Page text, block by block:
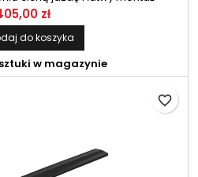
1 szt
zł
do koszyka
w magazynie
favorite_border